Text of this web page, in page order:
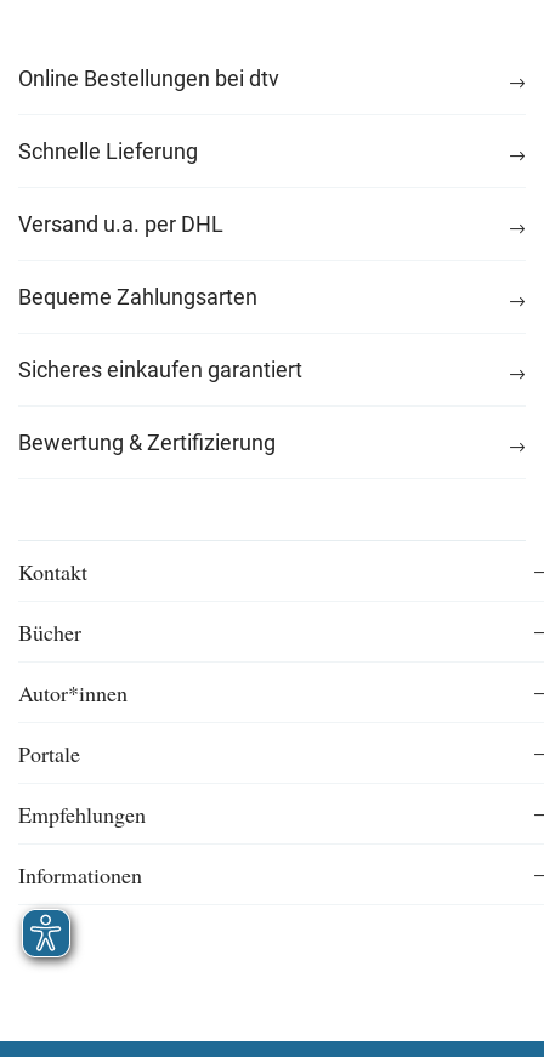
Online Bestellungen bei dtv
Schnelle Lieferung
Versand u.a. per DHL
Bequeme Zahlungsarten
Sicheres einkaufen garantiert
Bewertung & Zertifizierung
Kontakt
Bücher
Autor*innen
Portale
Empfehlungen
Informationen